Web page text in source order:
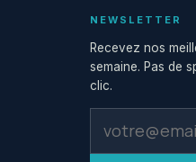
NEWSLETTER
Recevez nos
semaine. Pas de
clic.